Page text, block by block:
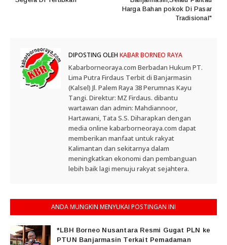
Harga Bahan pokok Di Pasar
Tradisional"
DIPOSTING OLEH KABAR BORNEO RAYA
Kabarborneoraya.com Berbadan Hukum PT.
Lima Putra Firdaus Terbit di Banjarmasin
(Kalsel) Jl. Palem Raya 38 Perumnas Kayu
Tangi. Direktur: MZ Firdaus. dibantu
wartawan dan admin: Mahdiannoor,
Hartawani, Tata S.S. Diharapkan dengan
media online kabarborneoraya.com dapat
memberikan manfaat untuk rakyat
Kalimantan dan sekitarnya dalam
meningkatkan ekonomi dan pembanguan
lebih baik lagi menuju rakyat sejahtera.
ANDA MUNGKIN MENYUKAI POSTINGAN INI
*LBH Borneo Nusantara Resmi Gugat PLN ke
PTUN Banjarmasin Terkait Pemadaman